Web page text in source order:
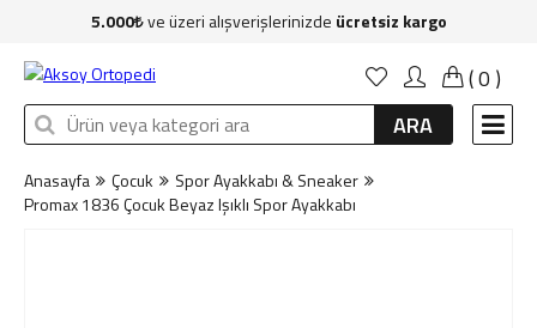
Kadın
Erkek
Çocuk
5.000 ve üzeri alışverişlerinizde ücretsiz kargo
(0 )
ARA
Anasayfa Çocuk
Spor Ayakkabı & Sneaker
Promax 1836 Çocuk Beyaz Işıklı Spor Ayakkabı